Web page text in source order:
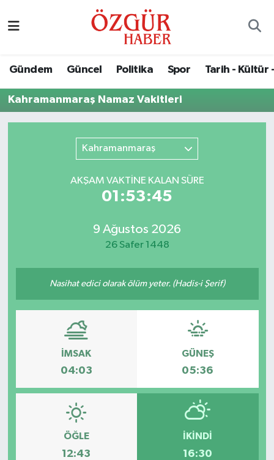
Gündem Güncel Politika Spor Tarih - Kültür
Kahramanmaraş Namaz Vakitleri
Kahramanmaraş
AKŞAM VAKTİNE KALAN SÜRE
01:53:45
9 Ağustos 2026
26 Safer 1448
Nasihat edici olarak ölüm yeter. (Hadis-i Şerif)
İMSAK
04:03
GÜNEŞ
05:36
ÖĞLE
12:43
İKINDI
16:30
Ekonomi
Tarih - Kültür - Sanat - Turizm
Yaşam
Nöbetçi Eczaneler
Trafik Durumu
Tüm Manşetler
Son Dakika Haberleri